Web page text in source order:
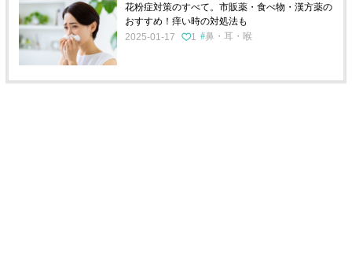
花粉症対策のすべて。市販薬・食べ物・漢方薬の
おすすめ！痒い時の対処法も
2025-01-17
1 鼻・耳・喉